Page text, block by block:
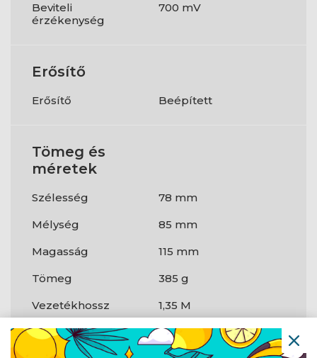
Beviteli
érzékenység
700 mV
Erősítő
Erősítő Beépített
Tömeg és
méretek
Szélesség
78 mm
Mélység
85 mm
Magasság
115 mm
Tömeg
385 g
Vezetékhossz
1,35 M